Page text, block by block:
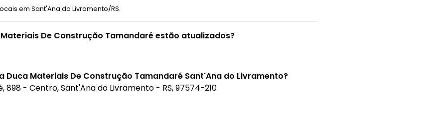
em Sant'Ana do Livramento/RS.
De Construção Tamandaré estão atualizados?
Duca Materiais De Construção Tamandaré Sant'Ana do Livramento?
898 - Centro, Sant'Ana do Livramento - RS, 97574-210